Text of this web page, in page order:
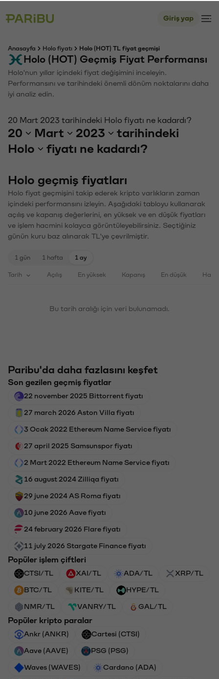
Giriş yap
Anasayfa Holo fiyatı Holo (HOT) TL fiyat geçmişi
Holo (HOT) Geçmiş Fiyat Performansı
Holo'nun yıllar içindeki fiyat değişimini inceleyin.
Performansını ve tarihindeki önemli dönüm noktalarını daha
iyi analiz edin.
20 Mart 2023 tarihindeki Holo fiyatı ne kadardı?
20 Mart 2023
tarihindeki
Holo
fiyatı ne kadardı?
Holo geçmiş fiyatları
Holo fiyat geçmişini takip ederek kripto varlıkların zaman
içindeki performansını izleyin. Aşağıdaki tabloyu kullanarak
açılış ve kapanış değerlerini, en yüksek ve en düşük fiyatları
ve işlem hacmini kolayca görüntüleyebilirsiniz. Seçtiğiniz
günün kuru baz alınarak TL'ye çevrilmiştir.
1 gün 1 hafta 1 ay
Tarih Açılış En yüksek Kapanış En düşük
Bu tarih aralığı için veri bulunamadı.
Paribu'da daha fazlasını keşfet
Son gezilen geçmiş fiyatlar
22 november 2025 Bittorrent fiyatı
27 march 2026 Aston Villa fiyatı
3 Ocak 2022 Ethereum Name Service fiyatı
27 april 2025 Samsunspor fiyatı
2 Mart 2022 Ethereum Name Service fiyatı
16 august 2024 Zilliqa fiyatı
29 june 2024 AS Roma fiyatı
10 june 2026 Aave fiyatı
24 february 2026 Flare fiyatı
11 july 2026 Stargate Finance fiyatı
Popüler işlem çiftleri
CTSI/TL XAI/TL ADA/TL XRP/TL
BTC/TL KITE/TL HYPE/TL
NMR/TL VANRY/TL GAL/TL
Popüler kripto paralar
Ankr (ANKR) Cartesi (CTSI)
Aave (AAVE) PSG (PSG)
Waves (WAVES) Cardano (ADA)